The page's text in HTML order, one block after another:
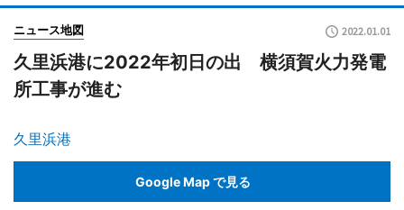
ニュース地図 2022.01.01
久里浜港に2022年初日の出 横須賀火力発電
所工事が進む
久里浜港
Google Map で見る